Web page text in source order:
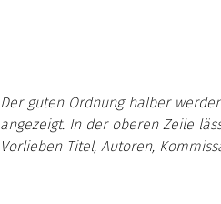
Der guten Ordnung halber
angezeigt. In der oberen Zeile
Vorlieben Titel, Autoren,